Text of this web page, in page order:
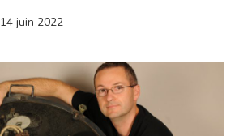
14 juin 2022